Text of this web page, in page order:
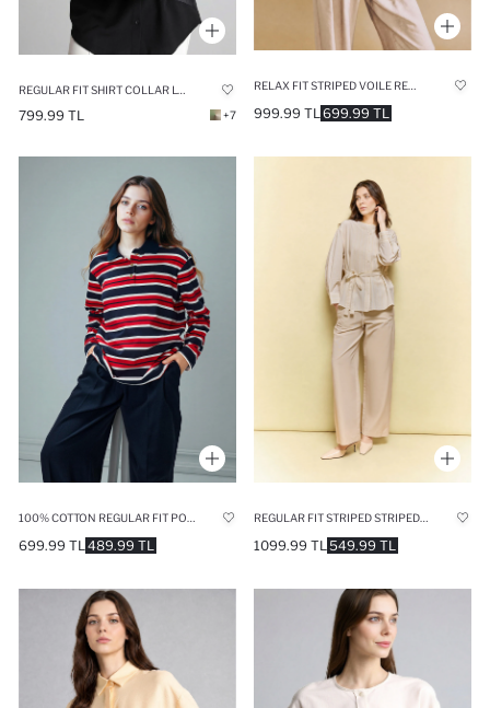
799.99 TL +7 699.99 TL
999.99 TL
489.99 TL
699.99 TL 549.99 TL
1099.99 TL